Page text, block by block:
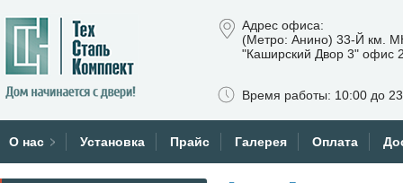
Адрес офиса:
(Метро: Анино) 33-Й км.
"Каширский Двор 3" офис
Время работы: 10:00 до
О нас Установка Прайс Галерея Оплата